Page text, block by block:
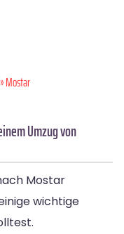
» Mostar
Umzug von
Mostar
wichtige